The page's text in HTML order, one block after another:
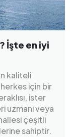
İşte en iyi
kaliteli
için bir
ister
uzmanı veya
çeşitli
sahiptir.